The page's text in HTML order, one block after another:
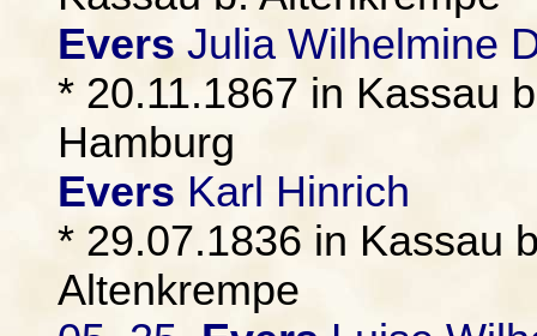
Evers Julia Wilhelmine
* 20.11.1867 in Kassau
Hamburg
Evers Karl Hinrich
* 29.07.1836 in Kassau
Altenkrempe